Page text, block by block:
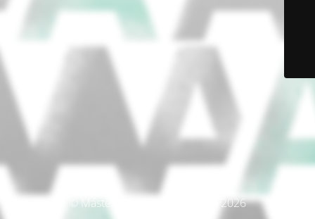
© Máster Producción Artística 2026